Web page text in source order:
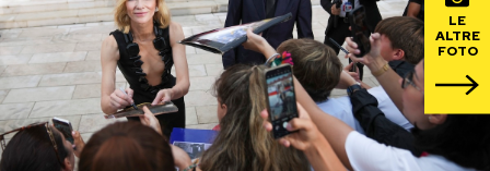
PODCAST
NEWSLETTER
LE
ALTRE
FOTO